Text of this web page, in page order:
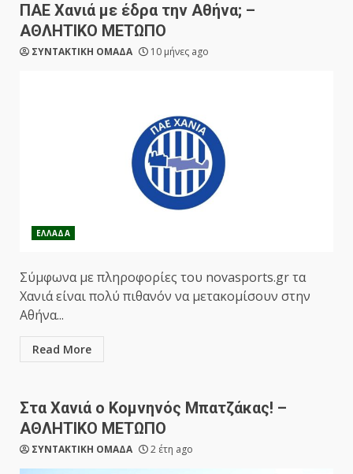
ΠΑΕ Χανιά με έδρα την Αθήνα; –
ΑΘΛΗΤΙΚΟ ΜΕΤΩΠΟ
ΣΥΝΤΑΚΤΙΚΗ ΟΜΑΔΑ 10 μήνες ago
ΕΛΛΑΔΑ
Σύμφωνα με πληροφορίες του novasports.gr τα
Χανιά είναι πολύ πιθανόν να μετακομίσουν στην
Αθήνα...
Read More
Στα Χανιά ο Κομνηνός Μπατζάκας! –
ΑΘΛΗΤΙΚΟ ΜΕΤΩΠΟ
ΣΥΝΤΑΚΤΙΚΗ ΟΜΑΔΑ 2 έτη ago